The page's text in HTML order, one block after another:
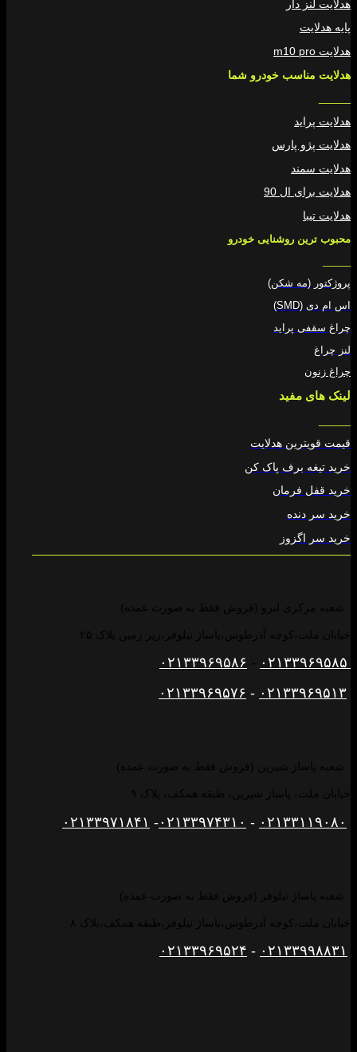
هدلایت لنز دار
پایه هدلایت
هدلایت m10 pro
هدلایت مناسب خودرو شما
هدلایت پراید
هدلایت پژو پارس
هدلایت سمند
هدلایت برای ال 90
هدلایت تیبا
محبوب ترین روشنایی خودرو
پروژکتور (مه شکن)
اس ام دی (SMD)
چراغ سقفی پراید
لنز چراغ
چراغ زنون
لینک های مفید
قیمت قویترین هدلایت
خرید تیغه برف پاک کن
خرید قفل فرمان
خرید سر دنده
خرید سر اگزوز
۰۲۱۳۳۹۶۹۵۸۵ ۰۲۱۳۳۹۶۹۵۸۶
۰۲۱۳۳۹۶۹۵۱۳ - ۰۲۱۳۳۹۶۹۵۷۶
۰۲۱۳۳۱۱۹۰۸۰ - ۰۲۱۳۳۹۷۴۳۱۰- ۰۲۱۳۳۹۷۱۸۴۱
۰۲۱۳۳۹۹۸۸۳۱ - ۰۲۱۳۳۹۶۹۵۲۴